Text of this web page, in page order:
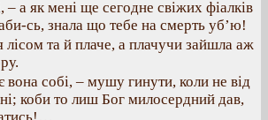
– а як мені ще сегодне свіжих фіалків
сь, знала що тебе на смерть уб’ю!
та й плаче, а плачучи зайшла аж
вона собі, – мушу гинути, коли не від
коби то лиш Бог милосердний дав,